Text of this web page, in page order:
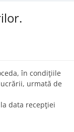
în condiţiile
urmată de
data recepţiei